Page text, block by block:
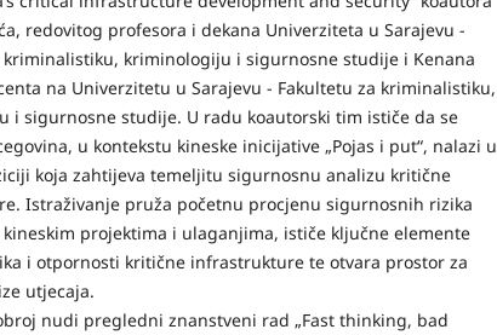
redovitog profesora i dekana Univerziteta u Sarajevu -
kriminalistiku, kriminologiju i sigurnosne studije i Kenana
na Univerzitetu u Sarajevu - Fakultetu za kriminalistiku,
i sigurnosne studije. U radu koautorski tim ističe da se
u kontekstu kineske inicijative „Pojas i put“, nalazi u
koja zahtijeva temeljitu sigurnosnu analizu kritične
Istraživanje pruža početnu procjenu sigurnosnih rizika
kineskim projektima i ulaganjima, ističe ključne elemente
i otpornosti kritične infrastrukture te otvara prostor za
utjecaja.
nudi pregledni znanstveni rad „Fast thinking, bad